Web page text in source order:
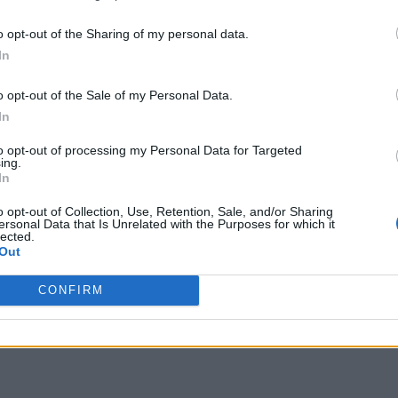
por no participar en la divulgación adicional de su información
en la Lista de participantes intermedios de la IAB.
opt-out of the Sharing of my personal data.
opt-out of the Sale of my Personal Data.
opt-out of processing my Personal Data for Targeted
opt-out of Collection, Use, Retention, Sale, and/or Sharing
Data that Is Unrelated with the Purposes for which it
CONFIRM
los Recuerdos en Zelda:
solo se puede conseguir intercambiándola con Poe
subsuelo. Al igual que ocurre con las grandes
más ítems y mejoras conforme más estatuas
es fundamental haberlas encontrado todas
laEstatua de Brujo de la Gran Mina